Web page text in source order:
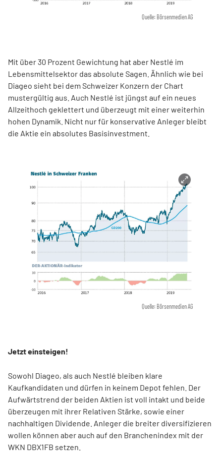
Quelle: Börsenmedien AG
Mit über 30 Prozent Gewichtung hat aber Nestlé im
Lebensmittelsektor das absolute Sagen. Ähnlich wie bei
Diageo sieht bei dem Schweizer Konzern der Chart
mustergültig aus. Auch Nestlé ist jüngst auf ein neues
Allzeithoch geklettert und überzeugt mit einer weiterhin
hohen Dynamik. Nicht nur für konservative Anleger bleibt
die Aktie ein absolutes Basisinvestment.
Quelle: Börsenmedien AG
Jetzt einsteigen!
Sowohl Diageo, als auch Nestlé bleiben klare
Kaufkandidaten und dürfen in keinem Depot fehlen. Der
Aufwärtstrend der beiden Aktien ist voll intakt und beide
überzeugen mit ihrer Relativen Stärke, sowie einer
nachhaltigen Dividende. Anleger die breiter diversifizieren
wollen können aber auch auf den Branchenindex mit der
WKN DBX1FB setzen.